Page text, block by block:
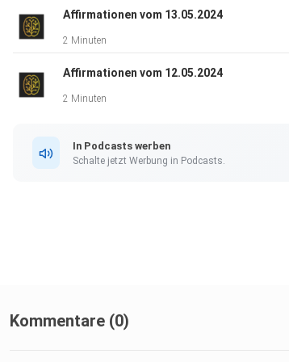
Affirmationen vom 13.05.2024
2 Minuten
Affirmationen vom 12.05.2024
2 Minuten
In Podcasts werben
Schalte jetzt Werbung in Podcasts.
Kommentare (0)